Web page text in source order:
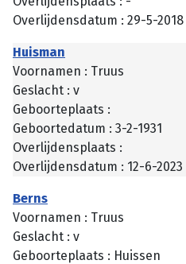
Overlijdensdatum : 29-5-2018
Huisman
Voornamen : Truus
Geslacht : v
Geboorteplaats :
Geboortedatum : 3-2-1931
Overlijdensplaats :
Overlijdensdatum : 12-6-2023
Berns
Voornamen : Truus
Geslacht : v
Geboorteplaats : Huissen